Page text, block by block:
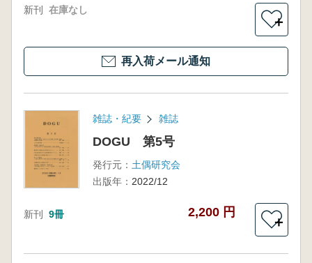
新刊 在庫なし
＋
再入荷メール通知
雑誌・紀要 雑誌
DOGU 第5号
発行元： 土偶研究会
出版年： 2022/12
新刊 9冊 2,200 円
＋